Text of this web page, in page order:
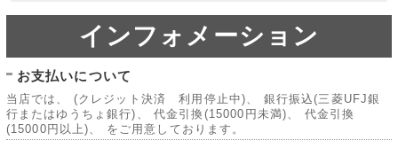
インフォメーション
お支払いについて
当店では、 (クレジット決済 利用停止中)、 銀行振込(三菱UFJ銀
行またはゆうちょ銀行)、 代金引換(15000円未満)、 代金引換
(15000円以上)、 をご用意しております。